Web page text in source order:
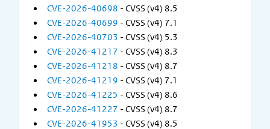
CVE-2026-40698 - CVSS (v4) 8.5
CVE-2026-40699 - CVSS (v4) 7.1
CVE-2026-40703 - CVSS (v4) 5.3
CVE-2026-41217 - CVSS (v4) 8.3
CVE-2026-41218 - CVSS (v4) 8.7
CVE-2026-41219 - CVSS (v4) 7.1
CVE-2026-41225 - CVSS (v4) 8.6
CVE-2026-41227 - CVSS (v4) 8.7
CVE-2026-41953 - CVSS (v4) 8.5